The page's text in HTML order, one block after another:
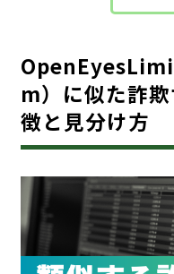
m）に似た詐
徴と見分け方